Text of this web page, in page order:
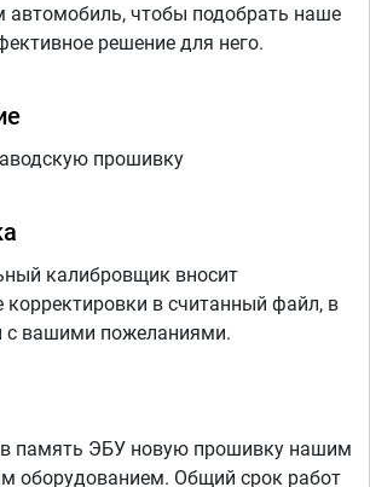
чтобы подобрать наше
решение для него.
прошивку
калибровщик вносит
корректировки в считанный файл, в
с вашими пожеланиями.
память ЭБУ новую прошивку нашим
оборудованием. Общий срок работ